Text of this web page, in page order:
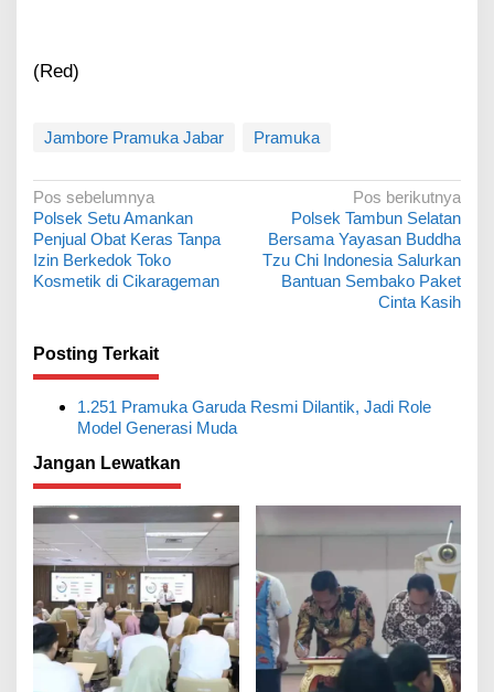
(Red)
Jambore Pramuka Jabar Pramuka
N
a
v
i
a
s
p
o
s
Pos sebelumnya
Polsek Setu Amankan
Penjual Obat Keras Tanpa
Izin Berkedok Toko
Kosmetik di Cikarageman
Pos berikutnya
Polsek Tambun Selatan
Bersama Yayasan Buddha
Tzu Chi Indonesia Salurkan
Bantuan Sembako Paket
Cinta Kasih
Posting Terkait
1.251 Pramuka Garuda Resmi Dilantik, Jadi Role
Model Generasi Muda
Jangan Lewatkan